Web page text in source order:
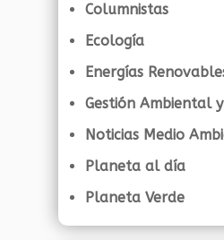
Columnistas
Ecología
Energías
Gestión Ambiental
Noticias Medio
Planeta al día
Planeta Verde